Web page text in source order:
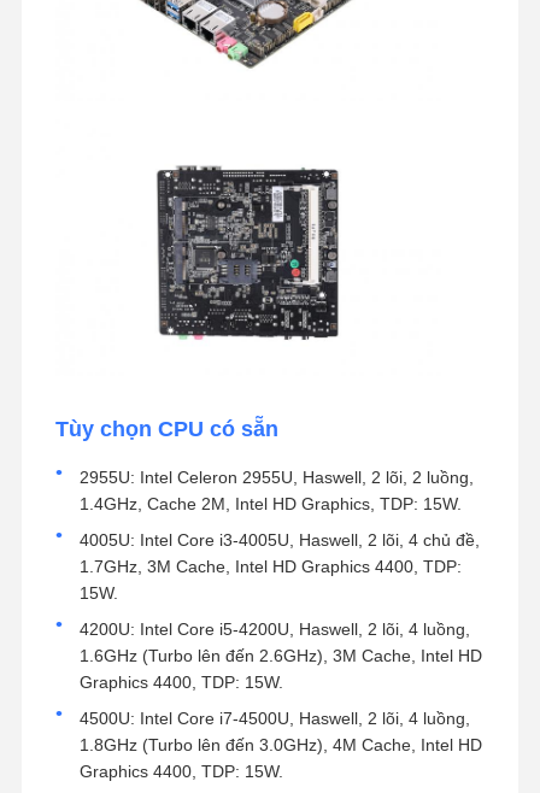
Tùy chọn CPU có sẵn
2955U: Intel Celeron 2955U, Haswell, 2 lõi, 2 luồng,
1.4GHz, Cache 2M, Intel HD Graphics, TDP: 15W.
4005U: Intel Core i3-4005U, Haswell, 2 lõi, 4 chủ đề,
1.7GHz, 3M Cache, Intel HD Graphics 4400, TDP:
15W.
4200U: Intel Core i5-4200U, Haswell, 2 lõi, 4 luồng,
1.6GHz (Turbo lên đến 2.6GHz), 3M Cache, Intel HD
Graphics 4400, TDP: 15W.
4500U: Intel Core i7-4500U, Haswell, 2 lõi, 4 luồng,
1.8GHz (Turbo lên đến 3.0GHz), 4M Cache, Intel HD
Graphics 4400, TDP: 15W.